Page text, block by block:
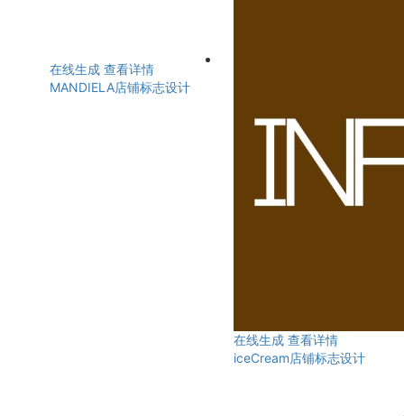
在线生成 查看详情
MANDIELA店铺标志设计
在线生成 查看详情
iceCream店铺标志设计